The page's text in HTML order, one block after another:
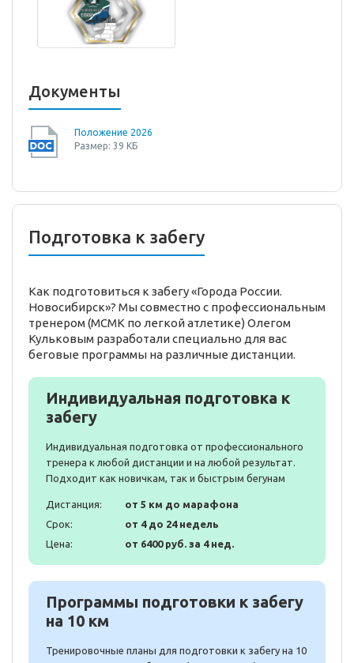
Документы
Положение 2026
Размер: 39 КБ
Подготовка к забегу
Как подготовиться к забегу «Города России.
Новосибирск»? Мы совместно с профессиональным
тренером (МСМК по легкой атлетике) Олегом
Кульковым разработали специально для вас
беговые программы на различные дистанции.
Индивидуальная подготовка к
забегу
Индивидуальная подготовка от профессионального
тренера к любой дистанции и на любой результат.
Подходит как новичкам, так и быстрым бегунам
Дистанция:
от 5 км до марафона
Срок:
от 4 до 24 недель
Цена:
от 6400 руб. за 4 нед.
Программы подготовки к забегу
на 10 км
Тренировочные планы для подготовки к забегу на 10